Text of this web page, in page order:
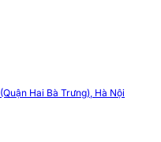
Hai Bà Trưng), Hà Nội